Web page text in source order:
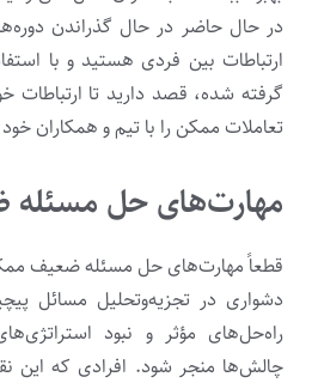
در حال حاضر در حال گذراندن
ارتباطات بین فردی هستید و با
گرفته شده، قصد دارید تا ارتباطات
تعاملات ممکن را با تیم و همکاران
مهارت‌های حل
قطعاً مهارت‌های حل مسئله ضعیف
دشواری در تجزیه‌وتحلیل مسائل
راه‌حل‌های مؤثر و نبود
چالش‌ها منجر شود. افرادی که این